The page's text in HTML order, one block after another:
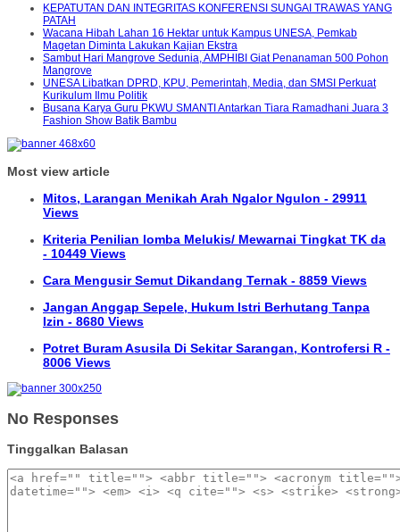
KEPATUTAN DAN INTEGRITAS KONFERENSI SUNGAI TRAWAS YANG
PATAH
Wacana Hibah Lahan 16 Hektar untuk Kampus UNESA, Pemkab
Magetan Diminta Lakukan Kajian Ekstra
Sambut Hari Mangrove Sedunia, AMPHIBI Giat Penanaman 500 Pohon
Mangrove
UNESA Libatkan DPRD, KPU, Pemerintah, Media, dan SMSI Perkuat
Kurikulum Ilmu Politik
Busana Karya Guru PKWU SMANTI Antarkan Tiara Ramadhani Juara 3
Fashion Show Batik Bambu
Most view article
Mitos, Larangan Menikah Arah Ngalor Ngulon - 29911
Views
Kriteria Penilian lomba Melukis/ Mewarnai Tingkat TK da
- 10449 Views
Cara Mengusir Semut Dikandang Ternak - 8859 Views
Jangan Anggap Sepele, Hukum Istri Berhutang Tanpa
Izin - 8680 Views
Potret Buram Asusila Di Sekitar Sarangan, Kontrofersi R -
8006 Views
No Responses
Tinggalkan Balasan